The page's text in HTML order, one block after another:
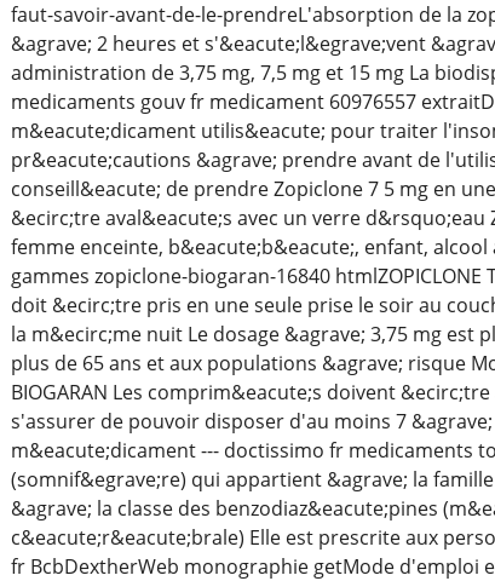
faut-savoir-avant-de-le-prendreL'absorption de la
&agrave; 2 heures et s'&eacute;l&egrave;vent
administration de 3,75 mg, 7,5 mg et 15 mg La
medicaments gouv fr medicament 60976557
m&eacute;dicament utilis&eacute; pour traiter
pr&eacute;cautions &agrave; prendre avant de
conseill&eacute; de prendre Zopiclone 7 5 mg en
&ecirc;tre aval&eacute;s avec un verre d&rsquo;eau
femme enceinte, b&eacute;b&eacute;, enfant,
gammes zopiclone-biogaran-16840
doit &ecirc;tre pris en une seule prise le soir au
la m&ecirc;me nuit Le dosage &agrave; 3,75 mg
plus de 65 ans et aux populations &agrave; risque
BIOGARAN Les comprim&eacute;s doivent
s'assurer de pouvoir disposer d'au moins 7
m&eacute;dicament --- doctissimo fr medicaments
(somnif&egrave;re) qui appartient &agrave; la
&agrave; la classe des benzodiaz&eacute;pines
c&eacute;r&eacute;brale) Elle est prescrite aux
fr BcbDextherWeb monographie getMode d'emploi